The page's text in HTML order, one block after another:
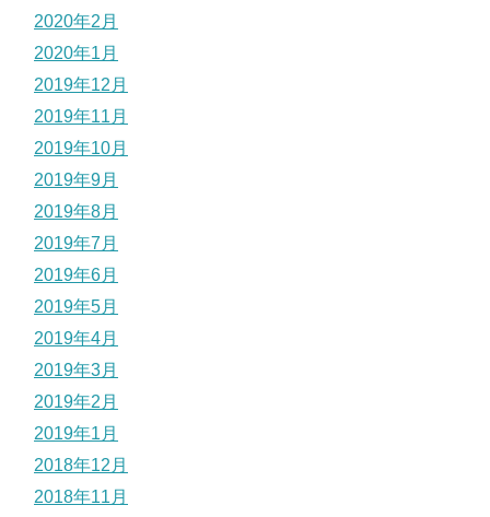
2020年2月
2020年1月
2019年12月
2019年11月
2019年10月
2019年9月
2019年8月
2019年7月
2019年6月
2019年5月
2019年4月
2019年3月
2019年2月
2019年1月
2018年12月
2018年11月